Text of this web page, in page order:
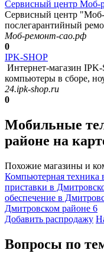
Сервисный центр Моб-
Сервисный центр "Моб-
послегарантийный
Моб-ремонт-сао.рф
0
IPK-SHOP
Интернет-магазин
компьютеры в сборе,
24.ipk-shop.ru
0
Мобильные
районе на
Похожие магазины и
Компьютерная техника
приставки в
обеспечение в
Дмитровском районе 6
Добавить раcпродажу
Вопросы по